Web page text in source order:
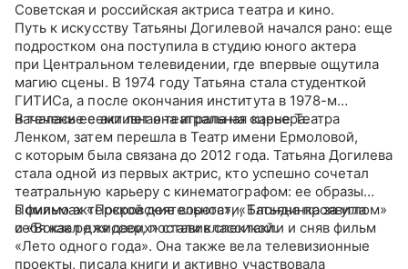
Советская и российская актриса театра и кино.
Путь к искусству Татьяны Догилевой начался рано: еще
подростком она поступила в студию юного актера
при Центральном телевидении, где впервые ощутила
магию сцены. В 1974 году Татьяна стала студенткой
ГИТИСа, а после окончания института в 1978-м
началась ее активная театральная карьера.
В течение семи лет она играла на сцене Театра
Ленком, затем перешла в Театр имени Ермоловой,
с которым была связана до 2012 года. Татьяна Догилева
стала одной из первых актрис, кто успешно сочетал
театральную карьеру с кинематографом: ее образы
в фильмах «Покровские ворота», «Блондинка за углом»
и «Вокзал для двоих» стали классикой.
Помимо актерской деятельности, Татьяна проявила
себя как режиссер, поставив спектакли и сняв фильм
«Лето одного года». Она также вела телевизионные
проекты, писала книги и активно участвовала